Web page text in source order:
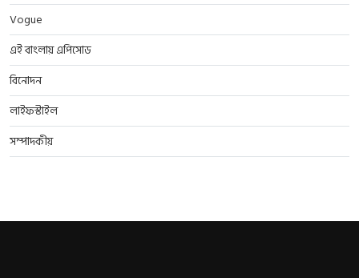
Vogue
এই বাংলায় এপিসোড
বিনোদন
লাইফস্টাইল
সম্পাদকীয়